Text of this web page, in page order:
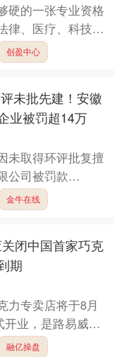
硬的一张专业资格
律、医疗、科技这
底该去哪儿办
创盈中心
未批先建！安徽
业被罚超14万
未取得环评批复擅
公司被罚款
合环﹝庐江﹞罚
金牛在线
闭中国首家巧克
期
力专卖店将于8月
业，是路易威登
力专门店。 为
融亿操盘